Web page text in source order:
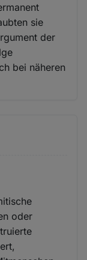
sie
der
bei näheren
oder